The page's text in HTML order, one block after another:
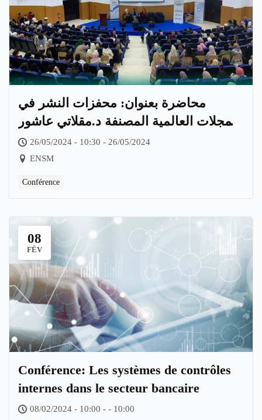
محاضرة بعنوان: محفزات النشر في
المجلات العالمية المصنفة د.مقلاتي عاشور
أستاذ محاضر بجامعة برج بوعريرج
26/05/2024 - 10:30 - 26/05/2024
ENSM
Conférence
08
FÉV
Conférence: Les systèmes de contrôles
internes dans le secteur bancaire
08/02/2024 - 10:00 - - 10:00